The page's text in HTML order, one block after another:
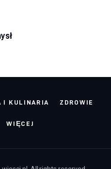
I KULINARIA ZDROWIE
WIĘCEJ